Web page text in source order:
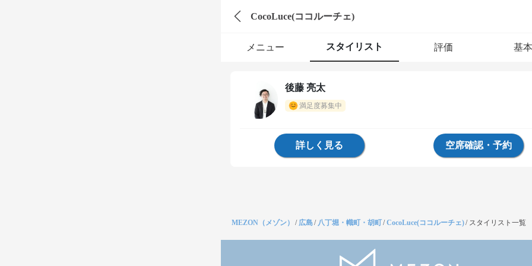
CocoLuce(ココルーチェ)
メニュー スタイリスト 評価 基
後藤 亮太
満足度募集中
詳しく見る 空席確認・予約
MEZON（メゾン） / 広島/ 八丁堀・幟町・胡町/CocoLuce(ココルーチェ)/ スタイリスト一覧